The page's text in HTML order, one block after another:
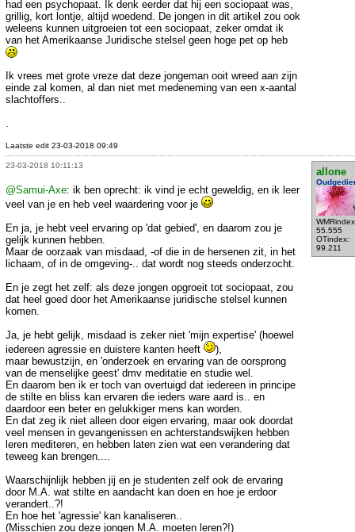
had een psychopaat. Ik denk eerder dat hij een sociopaat was,
grillig, kort lontje, altijd woedend. De jongen in dit artikel zou ook
weleens kunnen uitgroeien tot een sociopaat, zeker omdat ik
van het Amerikaanse Juridische stelsel geen hoge pet op heb
Ik vrees met grote vreze dat deze jongeman ooit wreed aan zijn
einde zal komen, al dan niet met medeneming van een x-aantal
slachtoffers..
.
Laatste edit 23-03-2018 09:49
23-03-2018 10:11:13
allone
55.555
OTindex:
99.211
@Samui-Axe: ik ben oprecht: ik vind je echt geweldig, en ik leer
veel van je en heb veel waardering voor je
En ja, je hebt veel ervaring op 'dat gebied', en daarom zou je
gelijk kunnen hebben.
Maar de oorzaak van misdaad, -of die in de hersenen zit, in het
lichaam, of in de omgeving-.. dat wordt nog steeds onderzocht.
En je zegt het zelf: als deze jongen opgroeit tot sociopaat, zou
dat heel goed door het Amerikaanse juridische stelsel kunnen
komen.
Ja, je hebt gelijk, misdaad is zeker niet 'mijn expertise' (hoewel
iedereen agressie en duistere kanten heeft
),
maar bewustzijn, en 'onderzoek en ervaring van de oorsprong
van de menselijke geest' dmv meditatie en studie wel.
En daarom ben ik er toch van overtuigd dat iedereen in principe
de stilte en bliss kan ervaren die ieders ware aard is.. en
daardoor een beter en gelukkiger mens kan worden.
En dat zeg ik niet alleen door eigen ervaring, maar ook doordat
veel mensen in gevangenissen en achterstandswijken hebben
leren mediteren, en hebben laten zien wat een verandering dat
teweeg kan brengen....
Waarschijnlijk hebben jij en je studenten zelf ook de ervaring
door M.A. wat stilte en aandacht kan doen en hoe je erdoor
verandert..?!
En hoe het 'agressie' kan kanaliseren..
(Misschien zou deze jongen M.A. moeten leren?!)